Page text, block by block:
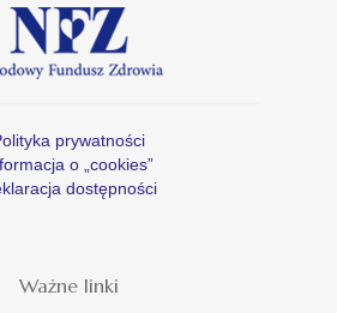
prywatności
o „cookies”
dostępności
Ważne linki